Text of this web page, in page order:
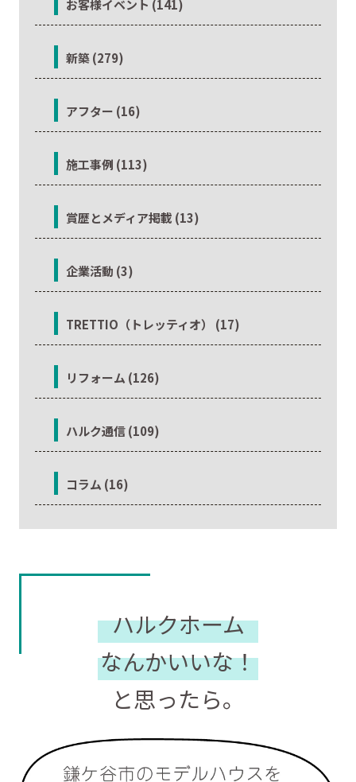
お客様イベント (141)
新築 (279)
アフター (16)
施工事例 (113)
賞歴とメディア掲載 (13)
企業活動 (3)
TRETTIO（トレッティオ） (17)
リフォーム (126)
ハルク通信 (109)
コラム (16)
ハルクホーム
なんかいいな！
と思ったら。